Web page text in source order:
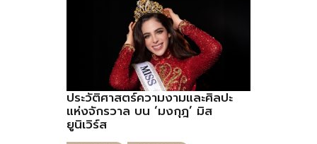
ประวัติศาสตร์ความงามและศิลปะ
แห่งจักรวาล บน ‘มงกุฎ’ มิส
ยูนิเวิร์ส